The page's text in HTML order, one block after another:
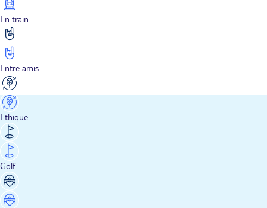
En train
Entre amis
Ethique
Golf